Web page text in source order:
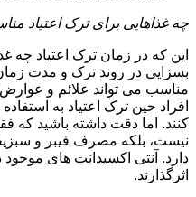
چه غذاهایی برای ترک اعتیاد
این که در زمان ترک اعتیاد چه
بسزایی در روند ترک و مدت
مناسب می تواند علائم و عوارض
افراد حین ترک اعتیاد به
کنند. اما دقت داشته باشید که
نیست، بلکه مصرف فیبر و
دارد. آنتی اکسیدانت های
اثرگذارند.